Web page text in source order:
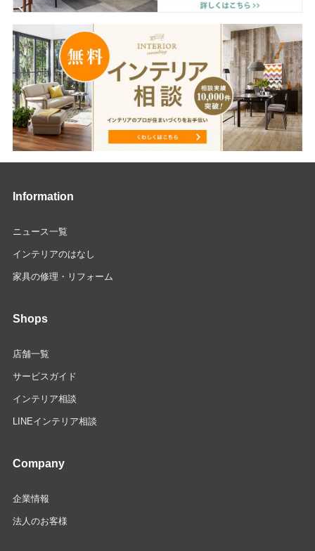
Information
ニュース一覧
インテリアのはなし
家具の修理・リフォーム
Shops
店舗一覧
サービスガイド
インテリア相談
LINEインテリア相談
Company
企業情報
法人のお客様